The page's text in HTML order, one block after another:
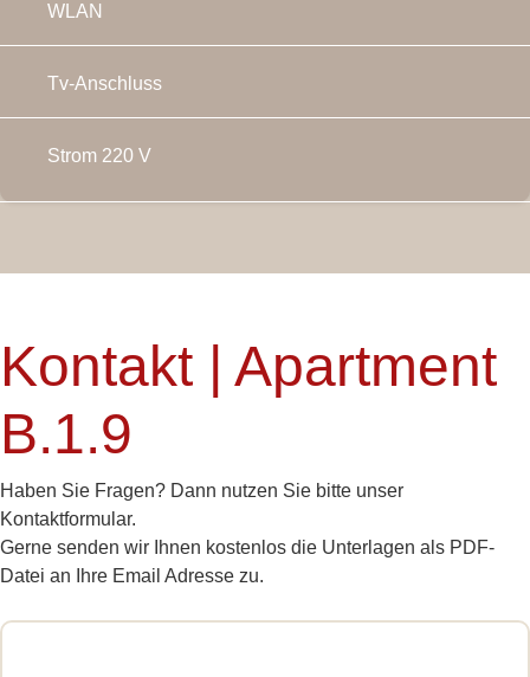
WLAN
Tv-Anschluss
Strom 220 V
Kontakt | Apartment
B.1.9
Haben Sie Fragen? Dann nutzen Sie bitte unser
Kontaktformular.
Gerne senden wir Ihnen kostenlos die Unterlagen als PDF-
Datei an Ihre Email Adresse zu.